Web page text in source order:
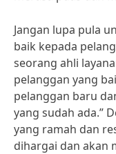
Jangan lupa pula
baik kepada
seorang ahli
pelanggan yang
pelanggan baru
yang sudah ada.”
yang ramah dan
dihargai dan akan